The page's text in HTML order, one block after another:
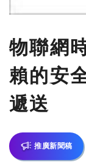
物聯網
賴的安
遞送
推廣新聞稿